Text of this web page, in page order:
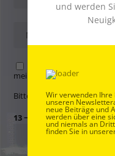
Name, E-Mail-Adresse
meinen nächsten
Bitte gib eine Antwort in
13 − 10 =
und werden
Wir verwenden
unseren
neue Beiträge und
werden über eine
und niemals an
finden Sie in